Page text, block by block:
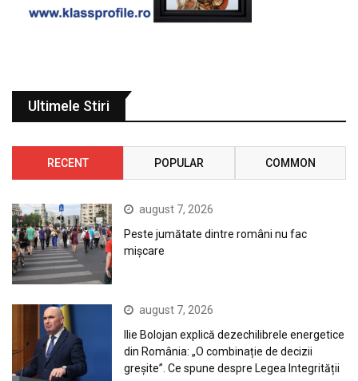
Ultimele Stiri
RECENT POPULAR COMMON
august 7, 2026
Peste jumătate dintre români nu fac
mișcare
august 7, 2026
Ilie Bolojan explică dezechilibrele energetice
din România: „O combinație de decizii
greșite”. Ce spune despre Legea Integrității